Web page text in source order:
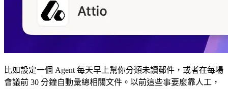
比如設定一個 Agent 每天早上幫你分類未讀郵件，或者在每場
會議前 30 分鐘自動彙總相關文件。以前這些事要麼靠人工，